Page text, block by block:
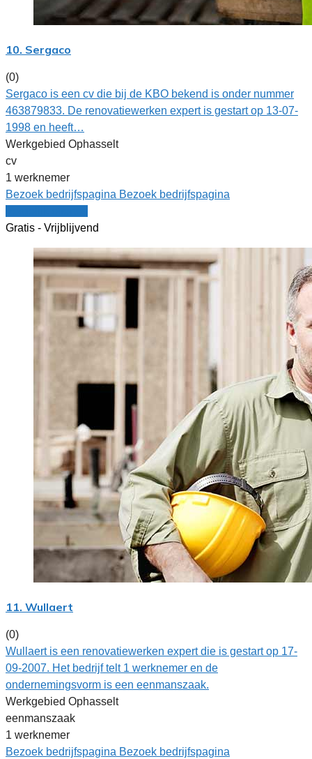
10. Sergaco
(0)
Sergaco is een cv die bij de KBO bekend is onder nummer
463879833. De renovatiewerken expert is gestart op 13-07-
1998 en heeft…
Werkgebied Ophasselt
cv
1 werknemer
Bezoek bedrijfspagina Bezoek bedrijfspagina
Gratis - Vrijblijvend
11. Wullaert
(0)
Wullaert is een renovatiewerken expert die is gestart op 17-
09-2007. Het bedrijf telt 1 werknemer en de
ondernemingsvorm is een eenmanszaak.
Werkgebied Ophasselt
eenmanszaak
1 werknemer
Bezoek bedrijfspagina Bezoek bedrijfspagina